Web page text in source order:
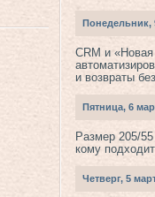
Понедельник,
CRM и
и возвраты
Пятница, 6
Размер 205/
кому подходит
Четверг, 5